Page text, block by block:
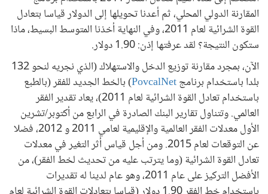
المقارنة الدولي المحلي، ثم أعدنا تحويلها إلى الدولار قياسا بتعادل
القوة الشرائية لعام 2011، وفي النهاية أخذنا المتوسط البسيط، ماذا
ستكون النتيجة؟ لقد عرفتها إذن: 1.90 دولار.
الآن، بمجرد مقارنة توزيع الدخل والاستهلاك (الذي نجريه لنحو 132
بلدا باستخدام برنامجPovcalNet) بالخط الجديد للفقر (بالطبع
باستخدام تعادل القوة الشرائية لعام 2011)، يعاد تقدير الفقر
العالمي. وتتناول تقارير البنك الصادرة في الرابع من أكتوبر/تشرين
الأول معدلات الفقر العالمية والإقليمية لعامي 2011 و 2012، فضلا
عن التوقعات لعام 2015. ومن أجل قياس أثر التغير في معدلات
تعادل القوة الشرائية (وما يترتب عليه من تحديث لخط الفقر)، من
الأفضل التركيز على عام 2011، وهو عام لدينا له تقديرات